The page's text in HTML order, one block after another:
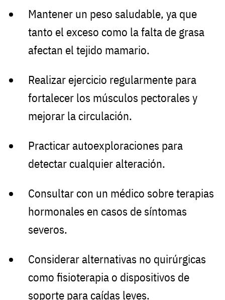
Mantener un peso saludable, ya que
tanto el exceso como la falta de grasa
afectan el tejido mamario.
Realizar ejercicio regularmente para
fortalecer los músculos pectorales y
mejorar la circulación.
Practicar autoexploraciones para
detectar cualquier alteración.
Consultar con un médico sobre terapias
hormonales en casos de síntomas
severos.
Considerar alternativas no quirúrgicas
como fisioterapia o dispositivos de
soporte para caídas leves.